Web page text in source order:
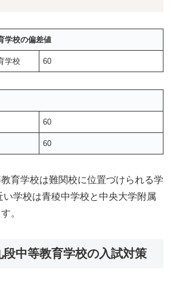
学校の偏差値
学校 60
60
60
育学校は難関校に位置づけられる学
学校は青稜中学校と中央大学附属
。
中等教育学校の入試対策